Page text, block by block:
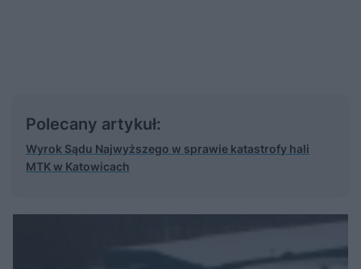
Polecany artykuł:
Wyrok Sądu Najwyższego w sprawie katastrofy hali
MTK w Katowicach